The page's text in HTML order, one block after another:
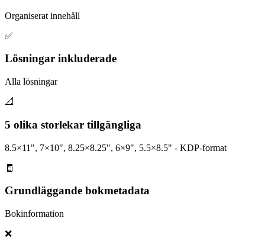
Organiserat innehåll
✅
Lösningar inkluderade
Alla lösningar
📐
5 olika storlekar tillgängliga
8.5×11", 7×10", 8.25×8.25", 6×9", 5.5×8.5" - KDP-format
🧾
Grundläggande bokmetadata
Bokinformation
❌